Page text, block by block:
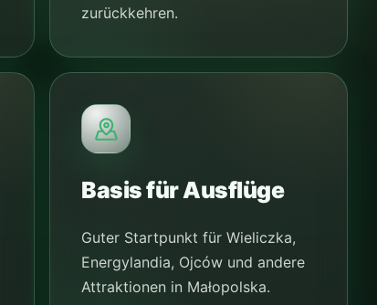
zurückkehren.
Basis für Ausflüge
Guter Startpunkt für Wieliczka,
Energylandia, Ojców und andere
Attraktionen in Małopolska.